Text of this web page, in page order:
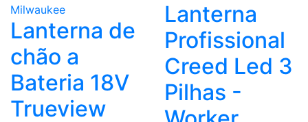
Lanterna de
chão a
Bateria 18V
Trueview
Lanterna
Profissional
Creed Led 3
Pilhas -